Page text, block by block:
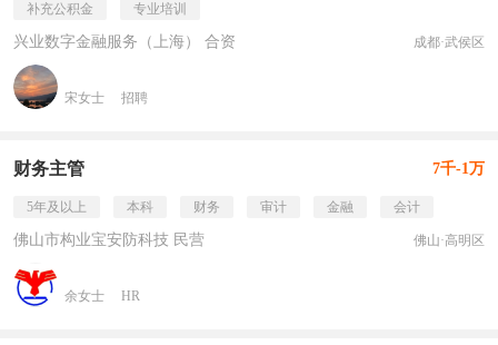
补充公积金
专业培训
兴业数字金融服务（上海） 合资 成都·武侯区
宋女士 招聘
财务主管 7千-1万
5年及以上 本科 财务 审计 金融 会计
佛山市构业宝安防科技 民营 佛山·高明区
余女士 HR